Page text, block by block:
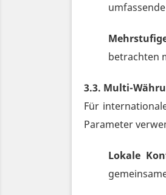
betrachten
3.3. Multi-
Für
Parameter
Lokale